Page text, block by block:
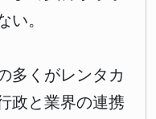
い。
多くがレンタカ
政と業界の連携